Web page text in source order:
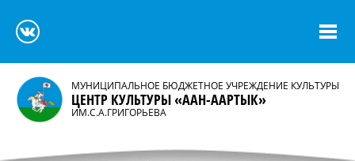
МУНИЦИПАЛЬНОЕ БЮДЖЕТНОЕ УЧРЕЖДЕНИЕ КУЛЬТУРЫ
ЦЕНТР КУЛЬТУРЫ «ААН-ААРТЫК»
ИМ.С.А.ГРИГОРЬЕВА